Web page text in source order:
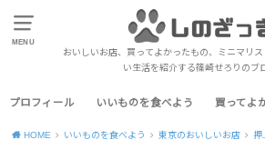
MENU
おいしいお店、買ってよかったもの、ミニマリ
い生活を紹介する篠崎せろりのブロ
プロフィール いいものを食べよう 買ってよ
HOME いいものを食べよう 東京のおいしいお店 押